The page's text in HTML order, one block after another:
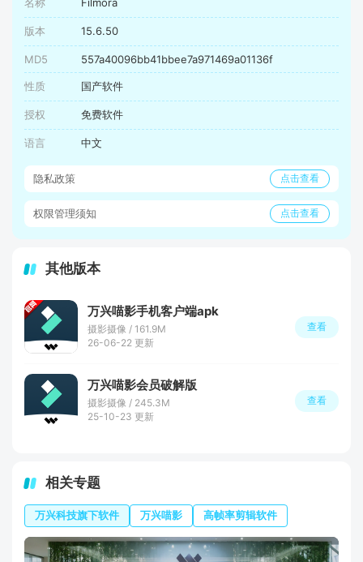
名称 Filmora
版本 15.6.50
MD5 557a40096bb41bbee7a971469a01136f
性质 国产软件
授权 免费软件
语言 中文
隐私政策 点击查看
权限管理须知 点击查看
其他版本
万兴喵影手机客户端apk
摄影摄像 / 161.9M
26-06-22 更新
查看
万兴喵影会员破解版
摄影摄像 / 245.3M
25-10-23 更新
查看
相关专题
万兴科技旗下软件 万兴喵影 高帧率剪辑软件